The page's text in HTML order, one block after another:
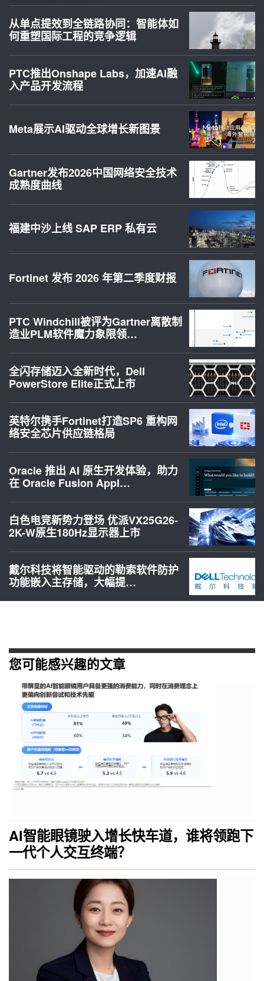
从单点提效到全链路协同：智能体如
何重塑国际工程的竞争逻辑
PTC推出Onshape Labs，加速AI融
入产品开发流程
Meta展示AI驱动全球增长新图景
Gartner发布2026中国网络安全技术
成熟度曲线
福建中沙上线 SAP ERP 私有云
Fortinet 发布 2026 年第二季度财报
PTC Windchill被评为Gartner离散制
造业PLM软件魔力象限领…
全闪存储迈入全新时代，Dell
PowerStore Elite正式上市
英特尔携手Fortinet打造SP6 重构网
络安全芯片供应链格局
Oracle 推出 AI 原生开发体验，助力
在 Oracle Fusion Appl…
白色电竞新势力登场 优派VX25G26-
2K-W原生180Hz显示器上市
戴尔科技将智能驱动的勒索软件防护
功能嵌入主存储，大幅提…
您可能感兴趣的文章
AI智能眼镜驶入增长快车道，谁将领跑下
一代个人交互终端？